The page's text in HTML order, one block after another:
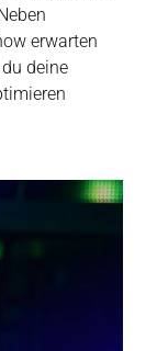
erwarten
deine